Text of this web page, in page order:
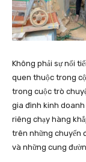
Không phải sự nổi
quen thuộc trong
trong cuộc trò
gia đình kinh doanh
riêng chạy hàng
trên những chuyến
và những cung